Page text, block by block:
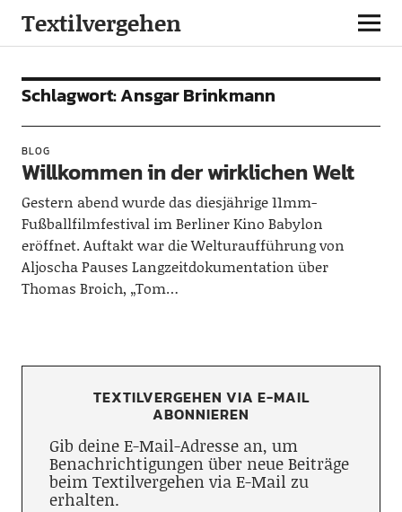
Textilvergehen
Schlagwort:Ansgar Brinkmann
BLOG
Willkommen in der wirklichen Welt
Gestern abend wurde das diesjährige 11mm-
Fußballfilmfestival im Berliner Kino Babylon
eröffnet. Auftakt war die Welturaufführung von
Aljoscha Pauses Langzeitdokumentation über
Thomas Broich, „Tom…
TEXTILVERGEHEN VIA E-MAIL
ABONNIEREN
Gib deine E-Mail-Adresse an, um
Benachrichtigungen über neue Beiträge
beim Textilvergehen via E-Mail zu
erhalten.